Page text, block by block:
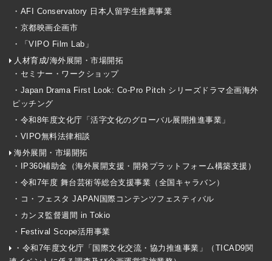
・AFI Conservatory 日本人留学生推薦事業
・京都映画企画市
・「VIPO Film Lab」
人材育成/海外展開・市場開拓
・セミナー・ワークショップ
・Japan Drama First Look: Co-Pro Pitch シリーズドラマ企画海外
ピッチング
・令和8年度文化庁「活字文化のグローバル展開推進事業」
・VIPO無料法律相談
海外展開・市場開拓
・IP360補助金（海外展開支援・開発プラットフォーム構築支援）
・令和7年度 舞台芸術等総合支援事業（全国キャラバン）
・コ・フェスタ JAPAN国際コンテンツフェスティバル
・カンヌ監督週間 in Tokio
・Festival Scope活用事業
・令和7年度文化庁「国際文化交流・協力推進事業」（TICAD9関